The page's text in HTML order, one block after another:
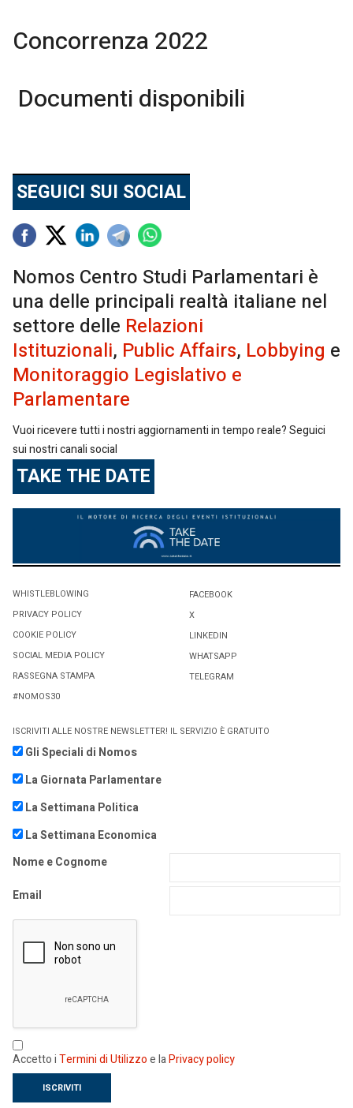
Concorrenza 2022
Documenti disponibili
SEGUICI SUI SOCIAL
Nomos Centro Studi Parlamentari è
una delle principali realtà italiane nel
settore delle Relazioni
Istituzionali, Public Affairs, Lobbying e
Monitoraggio Legislativo e
Parlamentare
Vuoi ricevere tutti i nostri aggiornamenti in tempo reale? Seguici
sui nostri canali social
TAKE THE DATE
WHISTLEBLOWING
PRIVACY POLICY
COOKIE POLICY
SOCIAL MEDIA POLICY
RASSEGNA STAMPA
#NOMOS30
FACEBOOK
X
LINKEDIN
WHATSAPP
TELEGRAM
ISCRIVITI ALLE NOSTRE NEWSLETTER! IL SERVIZIO È GRATUITO
Gli Speciali di Nomos
La Giornata Parlamentare
La Settimana Politica
La Settimana Economica
Nome e Cognome
Email
Accetto iTermini di Utilizzoe laPrivacy policy